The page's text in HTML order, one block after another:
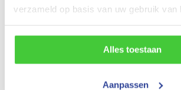
verzameld op basis van uw gebruik van
Alles toestaan
Aanpassen
2140 kg